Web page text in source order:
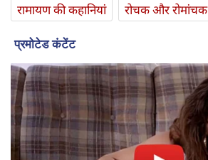
रामायण की कहानियां
रोचक और रोमांचक